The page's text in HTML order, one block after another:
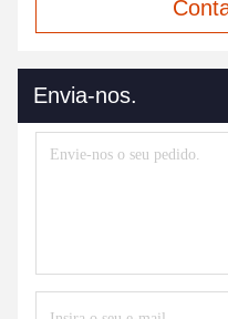
Envia-nos.